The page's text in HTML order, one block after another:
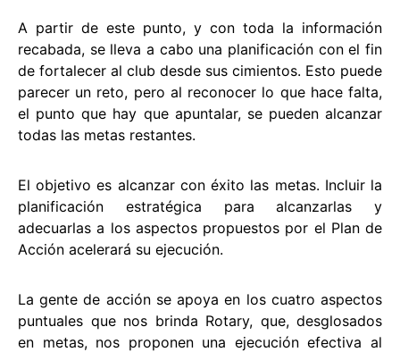
A partir de este punto, y con toda la información
recabada, se lleva a cabo una planificación con el fin
de fortalecer al club desde sus cimientos. Esto puede
parecer un reto, pero al reconocer lo que hace falta,
el punto que hay que apuntalar, se pueden alcanzar
todas las metas restantes.
El objetivo es alcanzar con éxito las metas. Incluir la
planificación estratégica para alcanzarlas y
adecuarlas a los aspectos propuestos por el Plan de
Acción acelerará su ejecución.
La gente de acción se apoya en los cuatro aspectos
puntuales que nos brinda Rotary, que, desglosados
en metas, nos proponen una ejecución efectiva al